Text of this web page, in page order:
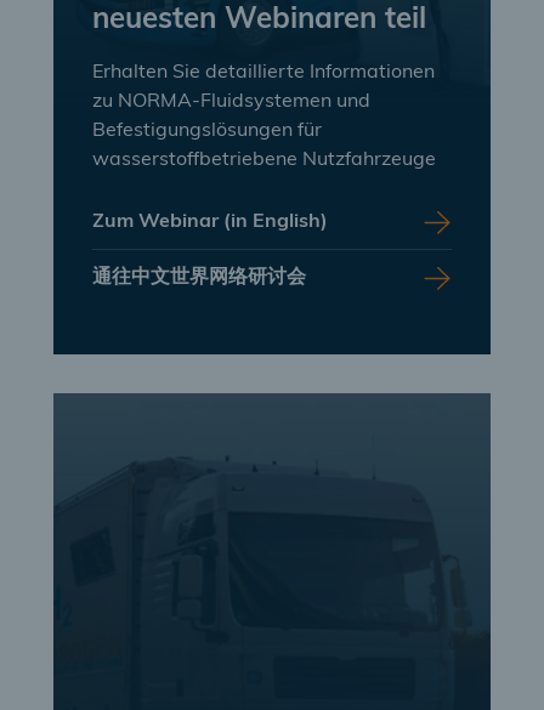
neuesten Webinaren teil
Erhalten Sie detaillierte Informationen
zu NORMA-Fluidsystemen und
Befestigungslösungen für
wasserstoffbetriebene Nutzfahrzeuge
Zum Webinar (in English)
通往中文世界网络研讨会